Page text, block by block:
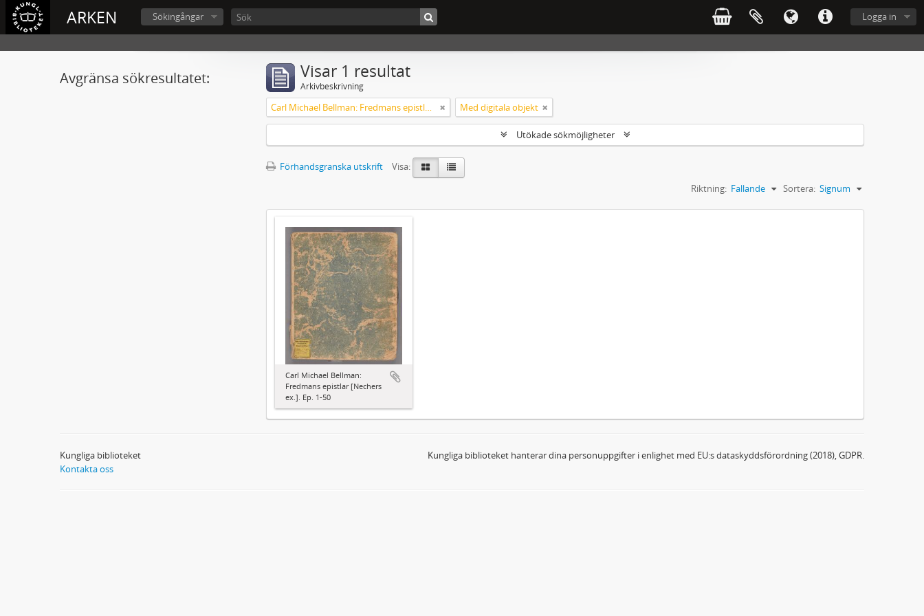
ARKEN Logga in
Sökingångar
Avgränsa sökresultatet: Visar 1 resultat
Arkivbeskrivning
Carl Michael Bellman: Fredmans epistlar [Nechers ex.]. Ep. 1-50 Med digitala objekt
Utökade sökmöjligheter
Förhandsgranska utskrift
Visa:
Sortera: Signum
Riktning: Fallande
Carl Michael Bellman:
Fredmans epistlar [Nechers
ex.]. Ep. 1-50
Kungliga biblioteket
Kontakta oss
Kungliga biblioteket hanterar dina personuppgifter i enlighet med EU:s dataskyddsförordning (2018), GDPR.